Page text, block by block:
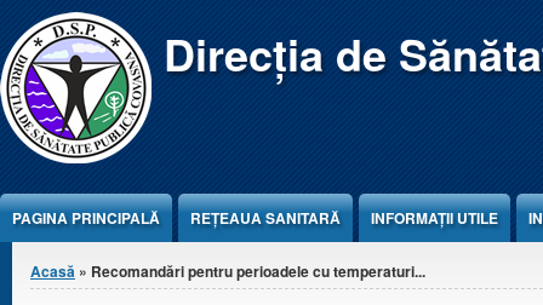
Jump to Content Direcția de
PAGINA PRINCIPALĂ REŢEAUA SANITARĂ INFORMAȚII UTILE
Eşti aici
Acasă » Recomandări pentru perioadele cu temperaturi...